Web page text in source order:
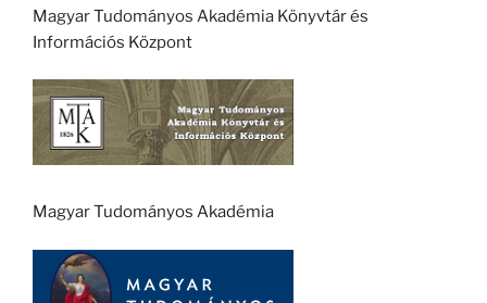
Magyar Tudományos Akadémia Könyvtár és
Információs Központ
Magyar Tudományos Akadémia